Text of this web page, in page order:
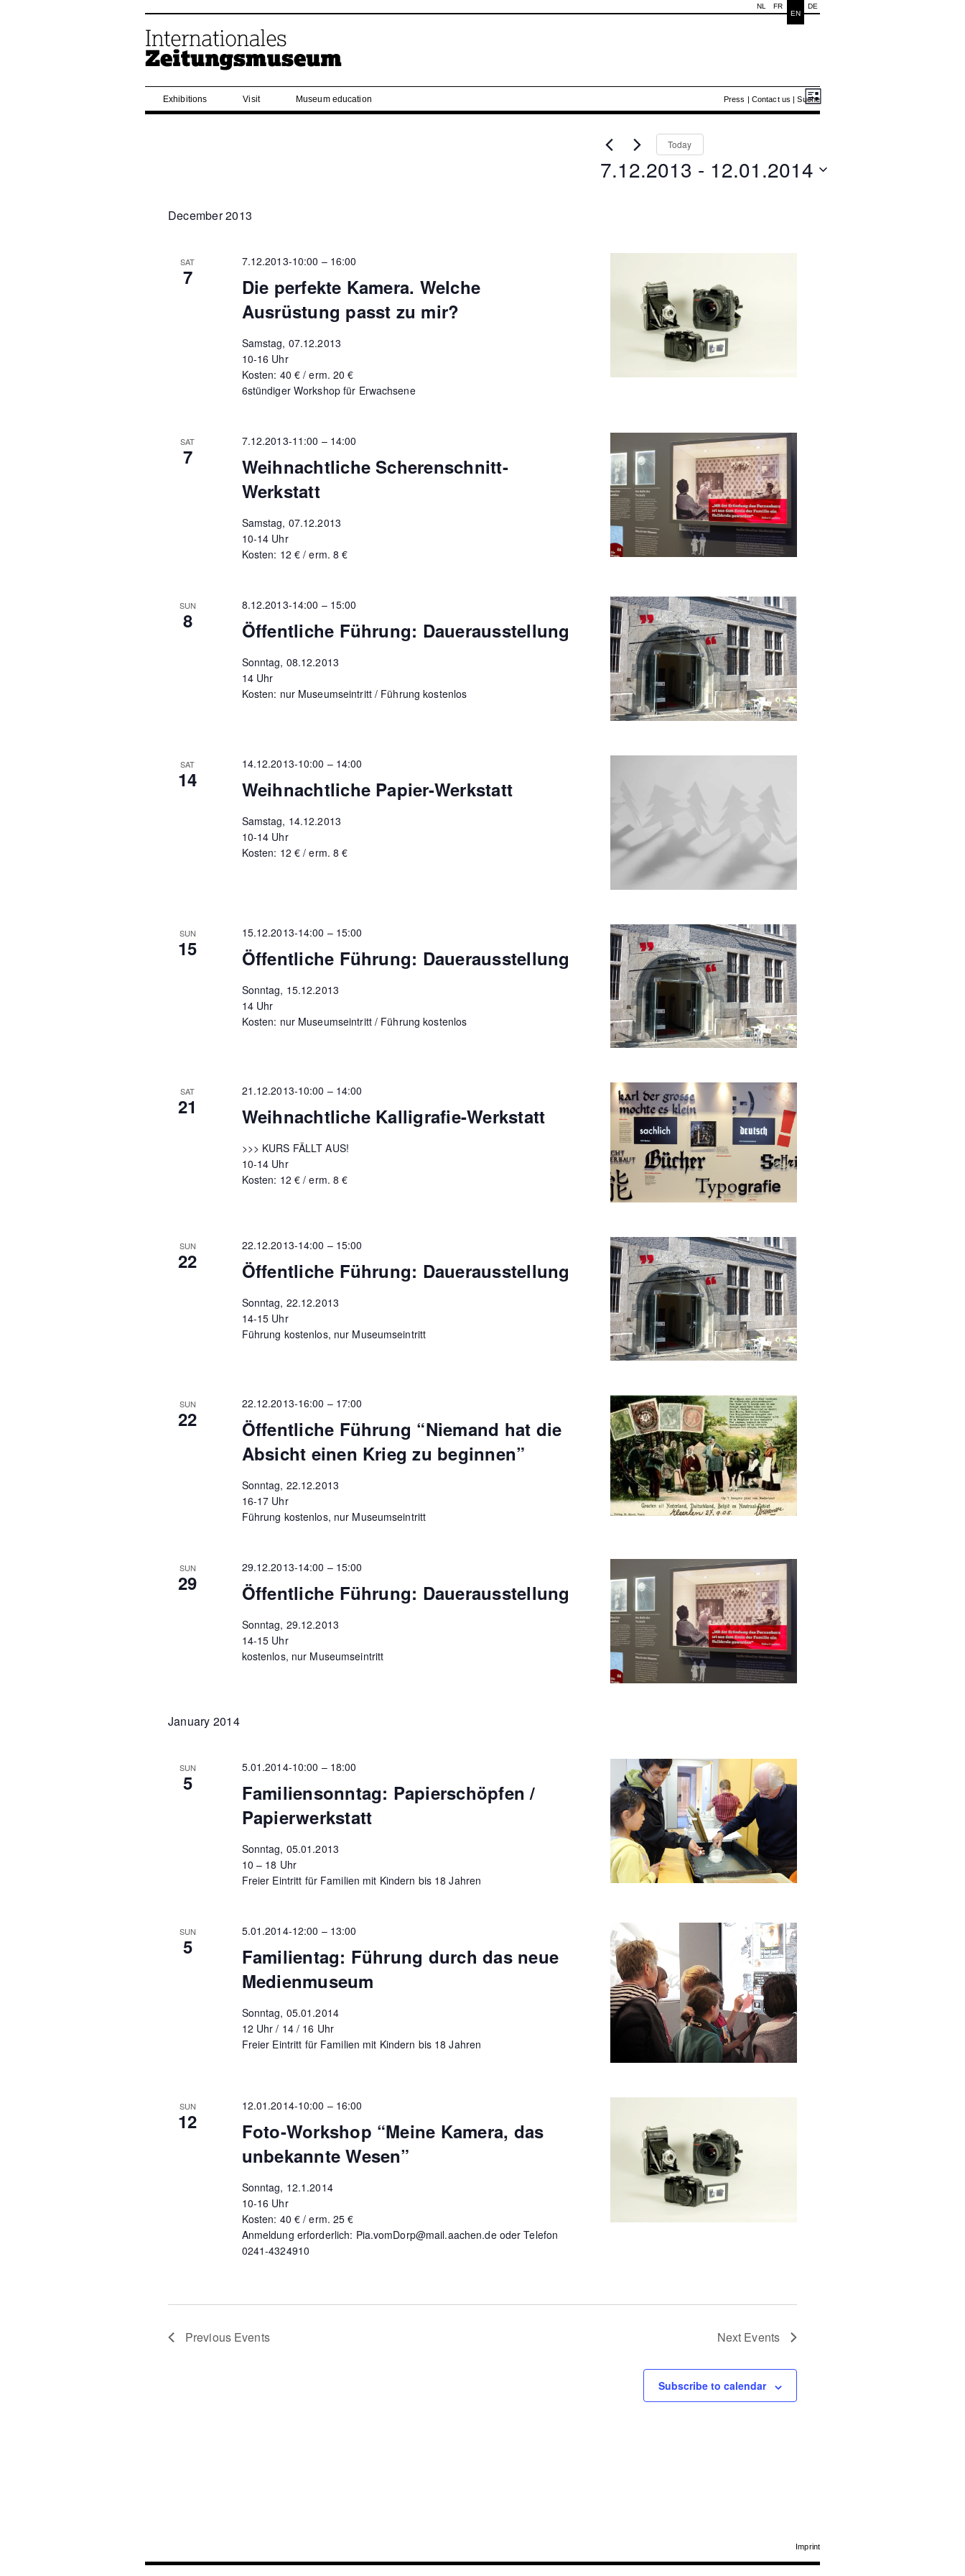
DE
EN
FR
NL
Exhibitions Visit Museum education Press | Contact us |Suche
Views
Navigation
Event
Views
List
Today
7.12.2013 - 12.01.2014
December 2013
SAT
7
Die perfekte Kamera. Welche
Ausrüstung passt zu mir?
7.12.2013-10:00 – 16:00
Samstag, 07.12.2013
10-16 Uhr
Kosten: 40 € / erm. 20 €
6stündiger Workshop für Erwachsene
SAT
7
Weihnachtliche Scherenschnitt-
Werkstatt
7.12.2013-11:00 – 14:00
Samstag, 07.12.2013
10-14 Uhr
Kosten: 12 € / erm. 8 €
SUN
8 Öffentliche Führung: Dauerausstellung
8.12.2013-14:00 – 15:00
Sonntag, 08.12.2013
14 Uhr
Kosten: nur Museumseintritt / Führung kostenlos
SAT
14 Weihnachtliche Papier-Werkstatt
14.12.2013-10:00 – 14:00
Samstag, 14.12.2013
10-14 Uhr
Kosten: 12 € / erm. 8 €
SUN
15 Öffentliche Führung: Dauerausstellung
15.12.2013-14:00 – 15:00
Sonntag, 15.12.2013
14 Uhr
Kosten: nur Museumseintritt / Führung kostenlos
SAT
21 Weihnachtliche Kalligrafie-Werkstatt
21.12.2013-10:00 – 14:00
>>> KURS FÄLLT AUS!
10-14 Uhr
Kosten: 12 € / erm. 8 €
SUN
22 Öffentliche Führung: Dauerausstellung
22.12.2013-14:00 – 15:00
Sonntag, 22.12.2013
14-15 Uhr
Führung kostenlos, nur Museumseintritt
SUN
22
Öffentliche Führung “Niemand hat die
Absicht einen Krieg zu beginnen”
22.12.2013-16:00 – 17:00
Sonntag, 22.12.2013
16-17 Uhr
Führung kostenlos, nur Museumseintritt
SUN
29 Öffentliche Führung: Dauerausstellung
29.12.2013-14:00 – 15:00
Sonntag, 29.12.2013
14-15 Uhr
kostenlos, nur Museumseintritt
January 2014
SUN
5
Familiensonntag: Papierschöpfen /
Papierwerkstatt
5.01.2014-10:00 – 18:00
Sonntag, 05.01.2013
10 – 18 Uhr
Freier Eintritt für Familien mit Kindern bis 18 Jahren
SUN
5
Familientag: Führung durch das neue
Medienmuseum
5.01.2014-12:00 – 13:00
Sonntag, 05.01.2014
12 Uhr / 14 / 16 Uhr
Freier Eintritt für Familien mit Kindern bis 18 Jahren
SUN
12
Foto-Workshop “Meine Kamera, das
unbekannte Wesen”
12.01.2014-10:00 – 16:00
Sonntag, 12.1.2014
10-16 Uhr
Kosten: 40 € / erm. 25 €
Anmeldung erforderlich: Pia.vomDorp@mail.aachen.de oder Telefon
0241-4324910
Previous Events Next Events
Subscribe to calendar
Imprint